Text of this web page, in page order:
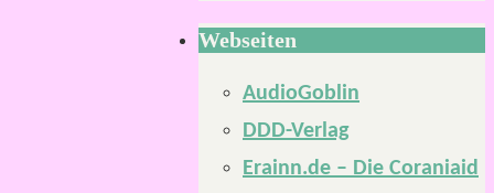
Webseiten
AudioGoblin
DDD-Verlag
Erainn.de – Die Coraniaid